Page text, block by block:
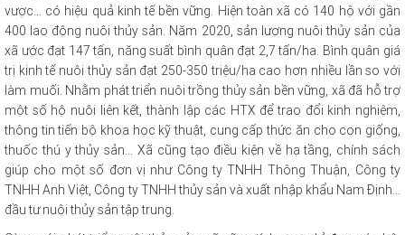
vược… có hiệu quả kinh tế bền vững. Hiện toàn xã có 140 hộ với gần
400 lao động nuôi thủy sản. Năm 2020, sản lượng nuôi thủy sản của
xã ước đạt 147 tấn, năng suất bình quân đạt 2,7 tấn/ha. Bình quân giá
trị kinh tế nuôi thủy sản đạt 250-350 triệu/ha cao hơn nhiều lần so với
làm muối. Nhằm phát triển nuôi trồng thủy sản bền vững, xã đã hỗ trợ
một số hộ nuôi liên kết, thành lập các HTX để trao đổi kinh nghiệm,
thông tin tiến bộ khoa học kỹ thuật, cung cấp thức ăn cho con giống,
thuốc thú y thủy sản... Xã cũng tạo điều kiện về hạ tầng, chính sách
giúp cho một số đơn vị như Công ty TNHH Thông Thuận, Công ty
TNHH Anh Việt, Công ty TNHH thủy sản và xuất nhập khẩu Nam Định…
đầu tư nuôi thủy sản tập trung.